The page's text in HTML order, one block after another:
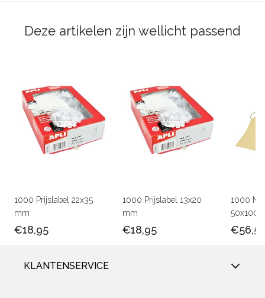
Deze artikelen zijn wellicht passend
1000 Prijslabel 22x35
mm
€18,95
1000 Prijslabel 13x20
mm
€18,95
1000
KLANTENSERVICE